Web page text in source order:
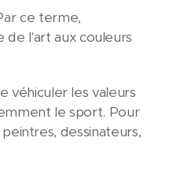
ce terme,
l'art aux couleurs
véhiculer les valeurs
le sport. Pour
dessinateurs,